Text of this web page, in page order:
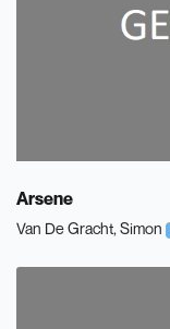
Arsene
Van De Gracht, Simon